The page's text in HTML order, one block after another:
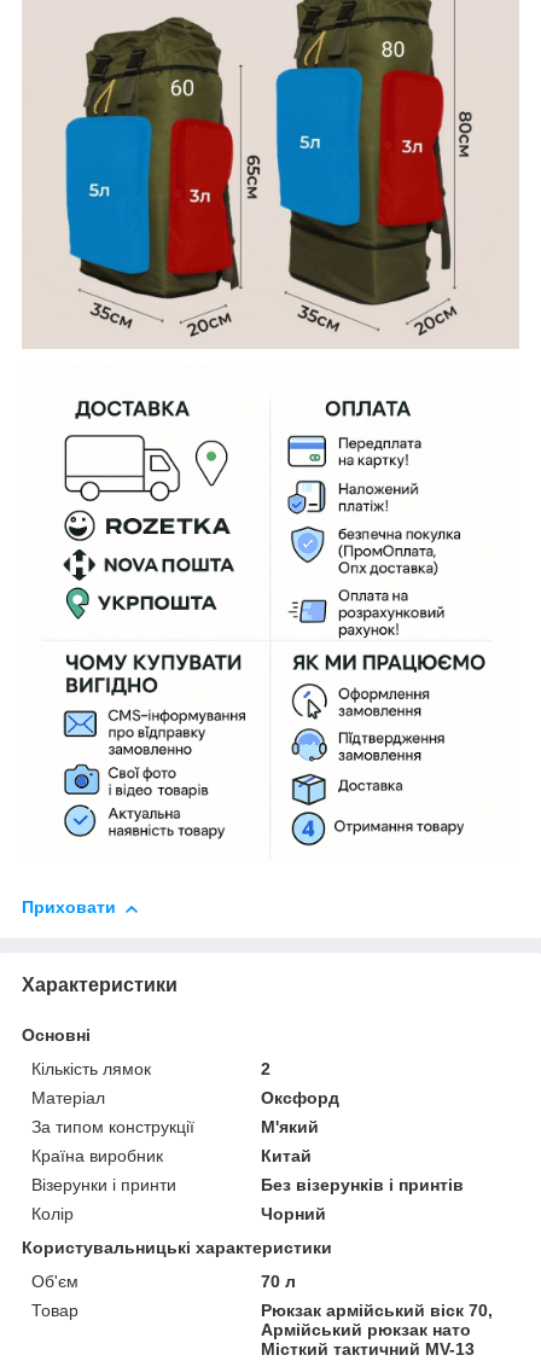
Приховати
Характеристики
Основні
Кількість лямок
2
Матеріал
Оксфорд
За типом конструкції
М'який
Країна виробник
Китай
Візерунки і принти
Без візерунків і принтів
Колір
Чорний
Користувальницькі характеристики
Об'єм
70 л
Товар
Рюкзак армійський віск 70,
Армійський рюкзак нато
Місткий тактичний MV-13